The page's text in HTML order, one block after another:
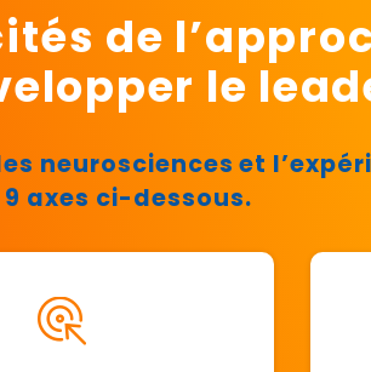
de
le
neurosciences et
axes ci-dessous.